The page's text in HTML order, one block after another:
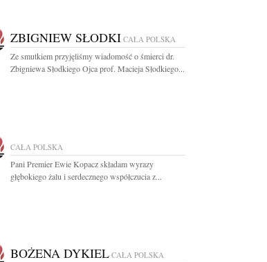
ZBIGNIEW SŁODKI CAŁA POLSKA
Ze smutkiem przyjęliśmy wiadomość o śmierci dr.
Zbigniewa Słodkiego Ojca prof. Macieja Słodkiego...
CAŁA POLSKA
Pani Premier Ewie Kopacz składam wyrazy
głębokiego żalu i serdecznego współczucia z...
BOŻENA DYKIEL CAŁA POLSKA